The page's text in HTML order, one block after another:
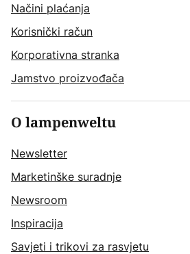
Načini plaćanja
Korisnički račun
Korporativna stranka
Jamstvo proizvođača
O lampenweltu
Newsletter
Marketinške suradnje
Newsroom
Inspiracija
Savjeti i trikovi za rasvjetu